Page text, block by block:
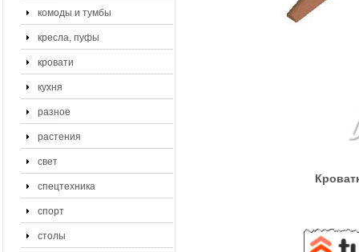
комоды и тумбы
кресла, пуфы
кровати
кухня
разное
растения
свет
спецтехника
спорт
столы